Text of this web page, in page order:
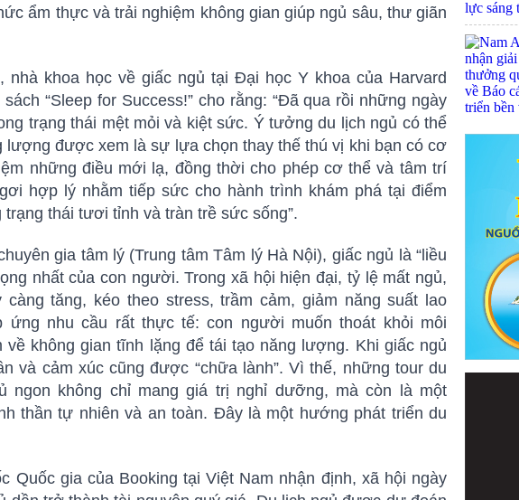
ẩm thực và trải nghiệm không gian giúp ngủ sâu, thư giãn
nhà khoa học về giấc ngủ tại Đại học Y khoa của Harvard
“Sleep for Success!” cho rằng: “Đã qua rồi những ngày
trạng thái mệt mỏi và kiệt sức. Ý tưởng du lịch ngủ có thể
lượng được xem là sự lựa chọn thay thế thú vị khi bạn có cơ
những điều mới lạ, đồng thời cho phép cơ thể và tâm trí
hợp lý nhằm tiếp sức cho hành trình khám phá tại điểm
thái tươi tỉnh và tràn trề sức sống”.
gia tâm lý (Trung tâm Tâm lý Hà Nội), giấc ngủ là “liều
nhất của con người. Trong xã hội hiện đại, tỷ lệ mất ngủ,
càng tăng, kéo theo stress, trầm cảm, giảm năng suất lao
ứng nhu cầu rất thực tế: con người muốn thoát khỏi môi
không gian tĩnh lặng để tái tạo năng lượng. Khi giấc ngủ
và cảm xúc cũng được “chữa lành”. Vì thế, những tour du
ngon không chỉ mang giá trị nghỉ dưỡng, mà còn là một
thần tự nhiên và an toàn. Đây là một hướng phát triển du
Quốc gia của Booking tại Việt Nam nhận định, xã hội ngày